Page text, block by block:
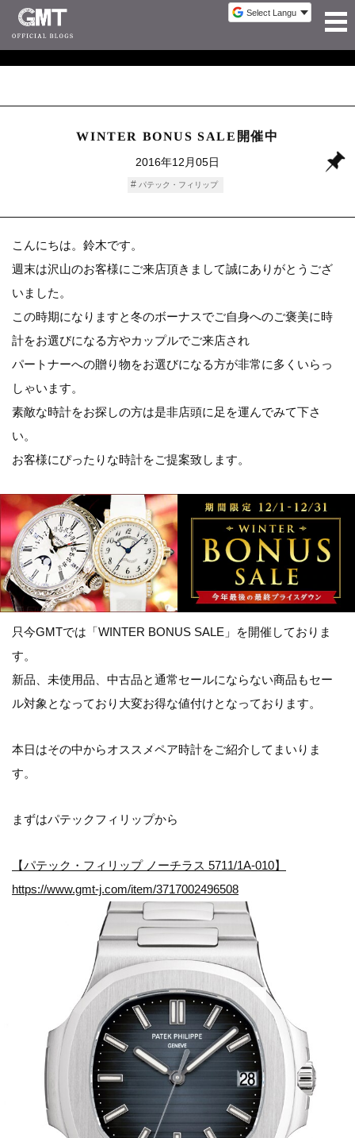
WINTER BONUS SALE開催中
2016年12月05日
パテック・フィリップ
こんにちは。鈴木です。
週末は沢山のお客様にご来店頂きまして誠にありがとうござ
いました。
この時期になりますと冬のボーナスでご自身へのご褒美に時
計をお選びになる方やカップルでご来店され
パートナーへの贈り物をお選びになる方が非常に多くいらっ
しゃいます。
素敵な時計をお探しの方は是非店頭に足を運んでみて下さ
い。
お客様にぴったりな時計をご提案致します。
只今GMTでは「WINTER BONUS SALE」を開催しておりま
す。
新品、未使用品、中古品と通常セールにならない商品もセー
ル対象となっており大変お得な値付けとなっております。
本日はその中からオススメペア時計をご紹介してまいりま
す。
まずはパテックフィリップから
【パテック・フィリップ ノーチラス 5711/1A-010】
https://www.gmt-j.com/item/3717002496508